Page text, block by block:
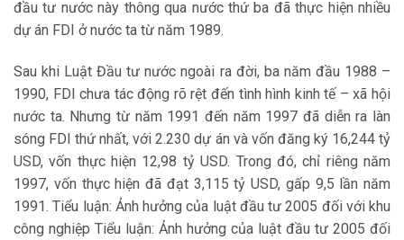
đầu tư nước này thông qua nước thứ ba đã thực hiện nhiều
dự án FDI ở nước ta từ năm 1989.
Sau khi Luật Đầu tư nước ngoài ra đời, ba năm đầu 1988 –
1990, FDI chưa tác động rõ rệt đến tình hình kinh tế – xã hội
nước ta. Nhưng từ năm 1991 đến năm 1997 đã diễn ra làn
sóng FDI thứ nhất, với 2.230 dự án và vốn đăng ký 16,244 tỷ
USD, vốn thực hiện 12,98 tỷ USD. Trong đó, chỉ riêng năm
1997, vốn thực hiện đã đạt 3,115 tỷ USD, gấp 9,5 lần năm
1991. Tiểu luận: Ảnh hưởng của luật đầu tư 2005 đối với khu
công nghiệp Tiểu luận: Ảnh hưởng của luật đầu tư 2005 đối